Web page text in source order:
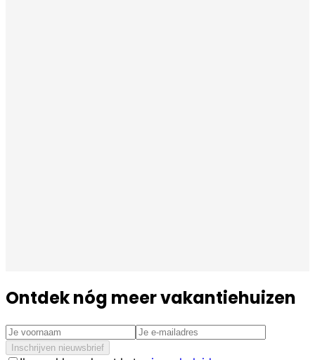
Ontdek nóg meer vakantiehuizen
Inschrijven nieuwsbrief